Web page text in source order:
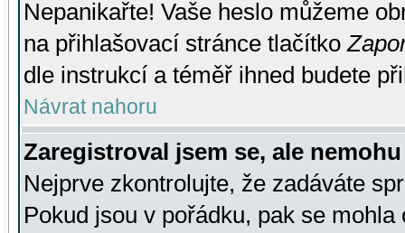
Nepanikařte! Vaše heslo můžeme
na přihlašovací stránce tlačítko
dle instrukcí a téměř ihned budete
Návrat nahoru
Zaregistroval jsem se, ale
Nejprve zkontrolujte, že zadáváte
Pokud jsou v pořádku, pak se